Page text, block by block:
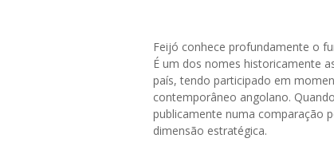
Feijó conhece profundamente o
É um dos nomes historicamente
país, tendo participado em
contemporâneo angolano.
publicamente numa comparação
dimensão estratégica.